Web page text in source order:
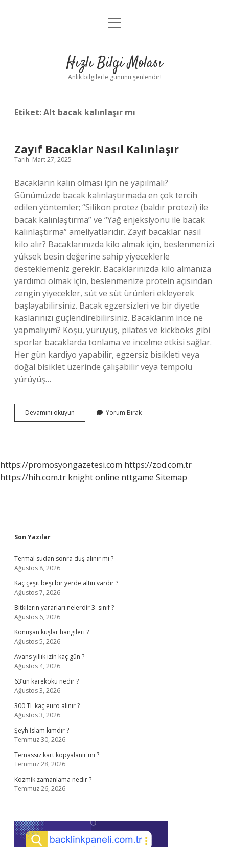
Anasayfa
Yasal Uyarı
menüyü
Hızlı Bilgi Molası
Anlık bilgilerle gününü şenlendir!
Etiket:Alt bacak kalınlaşır mı
Zayıf Bacaklar Nasıl Kalınlaşır
Tarih: Mart 27, 2025
Bacakların kalın olması için ne yapılmalı?
Günümüzde bacak kalınlaştırmada en çok tercih
edilen yöntemler; “Silikon protez (baldır protezi) ile
bacak kalınlaştırma” ve “Yağ enjeksiyonu ile bacak
kalınlaştırma” ameliyatlarıdır. Zayıf bacaklar nasıl
kilo alır? Bacaklarınızda kilo almak için, beslenmenizi
yüksek besin değerine sahip yiyeceklerle
desteklemeniz gerekir. Bacaklarınızda kilo almanıza
yardımcı olmak için, beslenmenize protein açısından
zengin yiyecekler, süt ve süt ürünleri ekleyerek
başlayabilirsiniz. Bacak egzersizleri ve bir diyetle
kaslarınızı güçlendirebilirsiniz. Bacaklarım ince ne
yapmalıyım? Koşu, yürüyüş, pilates ve kickboks gibi
sporlar bacaklarda tonlama ve incelme etkisi sağlar.
Her gün kardiyo yapabilir, egzersiz bisikleti veya
doğal bisiklet üzerinde çalışabilir veya tempolu
yürüyüş…
Devamını okuyun
Bacaklar
Yorum Bırak
https://promosyongazetesi.com https://zod.com.tr
https://hih.com.tr knight online nttgame Sitemap
Sidebar
Son Yazılar
Termal sudan sonra duş alınır mı ?
Ağustos 8, 2026
Kaç çeşit beşi bir yerde altın vardır ?
Ağustos 7, 2026
Bitkilerin yararları nelerdir 3. sınıf ?
Ağustos 6, 2026
Konuşan kuşlar hangileri ?
Ağustos 5, 2026
Avans yıllık izin kaç gün ?
Ağustos 4, 2026
63’ün karekökü nedir ?
Ağustos 3, 2026
300 TL kaç euro alınır ?
Ağustos 3, 2026
Şeyh İslam kimdir ?
Temmuz 30, 2026
Temassız kart kopyalanır mı ?
Temmuz 28, 2026
Kozmik zamanlama nedir ?
Temmuz 26, 2026